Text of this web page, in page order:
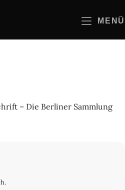
MENÜ
– Die Berliner Sammlung